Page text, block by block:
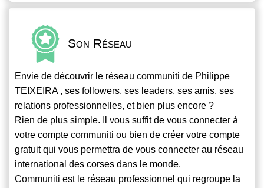
Son Réseau
Envie de découvrir le réseau communiti de Philippe
TEIXEIRA , ses followers, ses leaders, ses amis, ses
relations professionnelles, et bien plus encore ?
Rien de plus simple. Il vous suffit de vous connecter à
votre compte communiti ou bien de créer votre compte
gratuit qui vous permettra de vous connecter au réseau
international des corses dans le monde.
Communiti est le réseau professionnel qui regroupe la